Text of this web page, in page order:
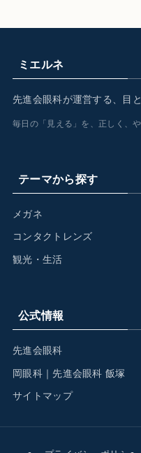
ミエルネ
先進会眼科が運営する、目
毎日の「見える」を、正しく、や
テーマから探す
メガネ
コンタクトレンズ
観光・生活
公式情報
先進会眼科
岡眼科｜先進会眼科 飯塚
サイトマップ